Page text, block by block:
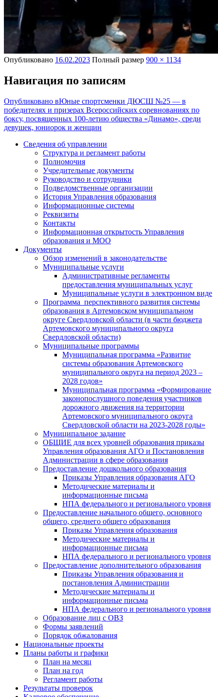
Опубликовано 16.02.2023 Полный размер 900 × 1134
Навигация по записям
Опубликовано вЮные спортсменки ДЮСШ №25 — в
победителях и призерах Всероссийских соревнованиях по
боксу, посвященных 100-летию общества «Динамо», среди
девушек, юниорок и женщин
Сведения об управлении
Структура и регламент работы
Полномочия
Учредительные документы
Руководство и сотрудники
Подведомственные организации
История Управления образования
Информационные системы
Реквизиты
Контакты
Информационная открытость Управления
образования и МОО
Документы
Обзор изменений в законодательстве
Муниципальные услуги
Административные регламенты
предоставления муниципальных услуг
Муниципальные услуги в электронном виде
Программа перспективного развития системы
образования в Артемовском муниципальном
округе Свердловской области (в части бюджета
Артемовского муниципального округа
Свердловской области)
Муниципальные программы
Муниципальная программа «Развитие
системы образования Артемовского
муниципального округа на период 2023 –
2028 годов»
Муниципальная программа «Формирование
законопослушного поведения участников
дорожного движения на территории
Артемовского муниципального округа
Свердловской области на 2023-2028 годы»
Муниципальное задание
ОБЩИЕ для всех уровней образования приказы
Управления образования АГО и Постановления
Администрации в сфере образования
Предоставление дошкольного образования
Приказы Управления образования АГО
Методические материалы и
информационные письма
НПА федерального и регионального уровня
Предоставление начального общего, основного
общего, среднего общего образования
Приказы Управления образования
Методические материалы и
информационные письма
НПА федерального и регионального уровня
Предоставление дополнительного образования
Приказы Управления образования и
постановления Администрации
Методические материалы и
информационные письма
НПА федерального и регионального уровня
Образование лиц с ОВЗ
Формы заявлений
Порядок обжалования
Национальные проекты
Планы работы и графики
План на месяц
План на год
Регламент работы
Результаты проверок